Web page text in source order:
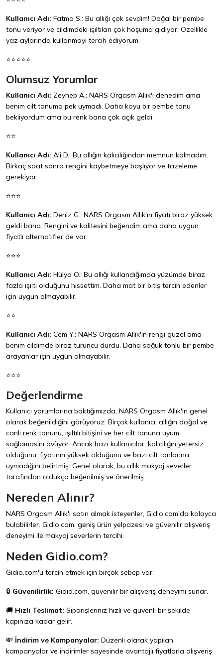
Kullanıcı Adı: Fatma S.: Bu allığı çok sevdim! Doğal bir pembe
tonu veriyor ve cildimdeki ışıltıları çok hoşuma gidiyor. Özellikle
yaz aylarında kullanmayı tercih ediyorum.
⭐⭐⭐⭐⭐
Olumsuz Yorumlar
Kullanıcı Adı: Zeynep A.: NARS Orgasm Allık'ı denedim ama
benim cilt tonuma pek uymadı. Daha koyu bir pembe tonu
bekliyordum ama bu renk bana çok açık geldi.
⭐⭐
Kullanıcı Adı: Ali D.: Bu allığın kalıcılığından memnun kalmadım.
Birkaç saat sonra rengini kaybetmeye başlıyor ve tazeleme
gerekiyor.
⭐⭐⭐
Kullanıcı Adı: Deniz G.: NARS Orgasm Allık'ın fiyatı biraz yüksek
geldi bana. Rengini ve kalitesini beğendim ama daha uygun
fiyatlı alternatifler de var.
⭐⭐⭐
Kullanıcı Adı: Hülya Ö.: Bu allığı kullandığımda yüzümde biraz
fazla ışıltı olduğunu hissettim. Daha mat bir bitiş tercih edenler
için uygun olmayabilir.
⭐⭐
Kullanıcı Adı: Cem Y.: NARS Orgasm Allık'ın rengi güzel ama
benim cildimde biraz turuncu durdu. Daha soğuk tonlu bir pembe
arayanlar için uygun olmayabilir.
⭐⭐⭐
Değerlendirme
Kullanıcı yorumlarına baktığımızda, NARS Orgasm Allık'ın genel
olarak beğenildiğini görüyoruz. Birçok kullanıcı, allığın doğal ve
canlı renk tonunu, ışıltılı bitişini ve her cilt tonuna uyum
sağlamasını övüyor. Ancak bazı kullanıcılar, kalıcılığın yetersiz
olduğunu, fiyatının yüksek olduğunu ve bazı cilt tonlarına
uymadığını belirtmiş. Genel olarak, bu allık makyaj severler
tarafından oldukça beğenilmiş ve önerilmiş.
Nereden Alınır?
NARS Orgasm Allık'ı satın almak isteyenler, Gidio.com'da kolayca
bulabilirler. Gidio.com, geniş ürün yelpazesi ve güvenilir alışveriş
deneyimi ile makyaj severlerin tercihi.
Neden Gidio.com?
Gidio.com'u tercih etmek için birçok sebep var:
🔒 Güvenilirlik: Gidio.com, güvenilir bir alışveriş deneyimi sunar.
🚚 Hızlı Teslimat: Siparişleriniz hızlı ve güvenli bir şekilde
kapınıza kadar gelir.
💸 İndirim ve Kampanyalar: Düzenli olarak yapılan
kampanyalar ve indirimler sayesinde avantajlı fiyatlarla alışveriş